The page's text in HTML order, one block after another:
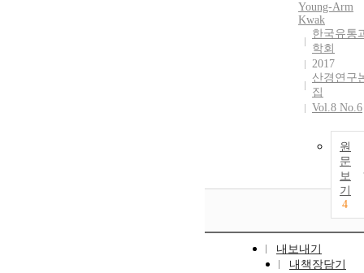
Young-Arm
Kwak
한국유통
학회
2017
산경연구
집
Vol.8 No.6
원
문
보
기
4
내보내기
내책장담기